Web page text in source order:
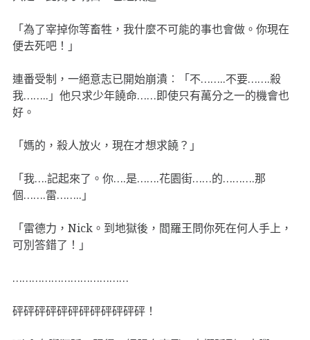
「為了宰掉你等畜牲，我什麼不可能的事也會做。你現在
便去死吧！」
連番受制，一絕意志已開始崩潰︰「不……..不要…….殺
我……..」他只求少年饒命……即使只有萬分之一的機會也
好。
「媽的，殺人放火，現在才想求饒？」
「我….記起來了。你….是…….花園街……的……….那
個…….雷……..」
「雷德力，Nick。到地獄後，閻羅王問你死在何人手上，
可別答錯了！」
………………………………
砰砰砰砰砰砰砰砰砰砰砰砰！